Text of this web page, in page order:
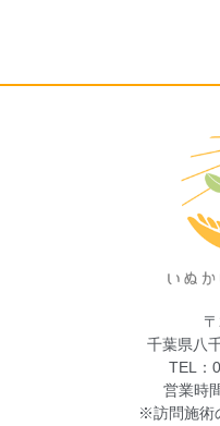
千葉県八
TEL：
営業時
※訪問施術